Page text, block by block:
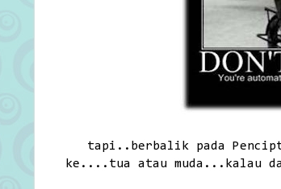
tapi..berbalik pada
ke....tua atau